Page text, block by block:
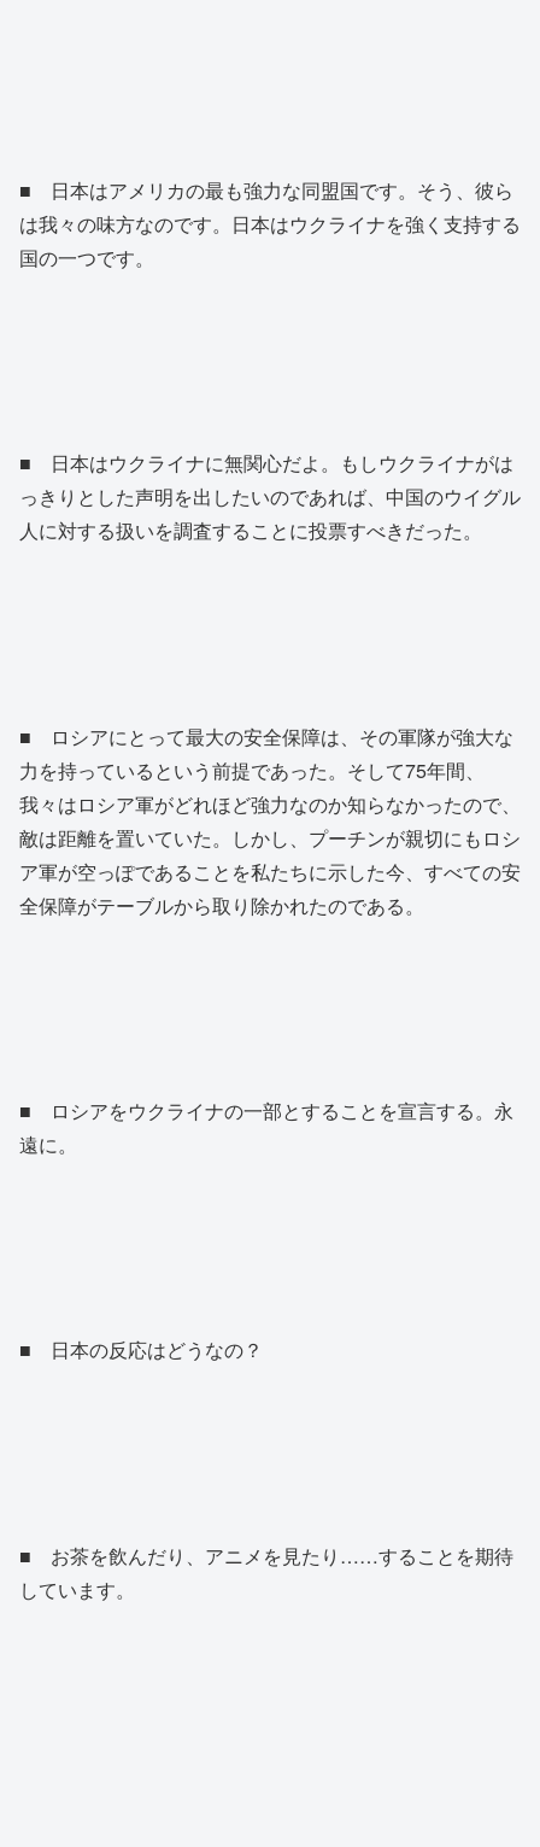
■ 日本はアメリカの最も強力な同盟国です。そう、彼ら
は我々の味方なのです。日本はウクライナを強く支持する
国の一つです。
■ 日本はウクライナに無関心だよ。もしウクライナがは
っきりとした声明を出したいのであれば、中国のウイグル
人に対する扱いを調査することに投票すべきだった。
■ ロシアにとって最大の安全保障は、その軍隊が強大な
力を持っているという前提であった。そして75年間、
我々はロシア軍がどれほど強力なのか知らなかったので、
敵は距離を置いていた。しかし、プーチンが親切にもロシ
ア軍が空っぽであることを私たちに示した今、すべての安
全保障がテーブルから取り除かれたのである。
■ ロシアをウクライナの一部とすることを宣言する。永
遠に。
■ 日本の反応はどうなの？
■ お茶を飲んだり、アニメを見たり……することを期待
しています。